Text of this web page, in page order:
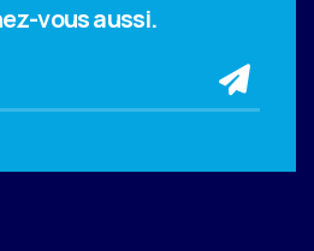
vous aussi.